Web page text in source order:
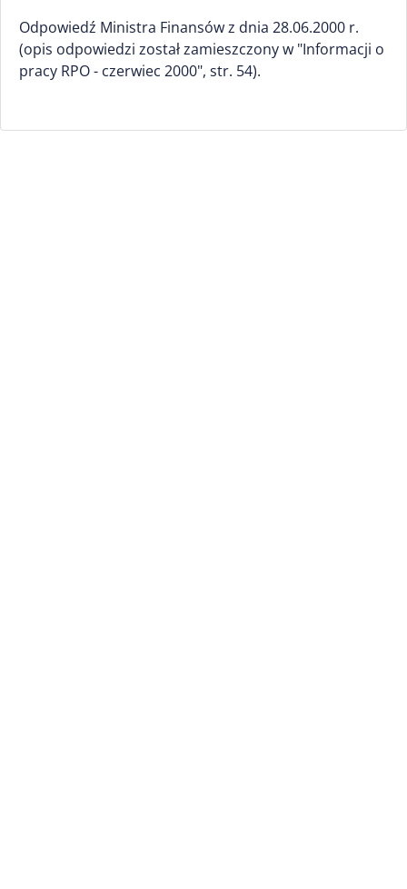
Odpowiedź Ministra Finansów z dnia 28.06.2000 r.
(opis odpowiedzi został zamieszczony w "Informacji o
pracy RPO - czerwiec 2000", str. 54).